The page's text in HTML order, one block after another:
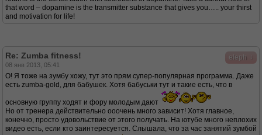
that word – dopamine is the transmitter substance that gives you….. your thirst
and motivation for life!
eleph
Re: Zumba fitness!
08 янв 2013, 05:41
О! Я тоже на зумбу хожу, тут это прям супер-популярная программа. Даже
есть zumba-gold, для бабушек. Хотя бабуськи тут и такие есть, что в
основную группу ходят и фору молодым дают
Но от тренера действительно ооочень много зависит! Хотя главное,
конечно, просто удовольствие от этого получать. На ютубе много неплохих
видео есть, если кто заинтересуется. Слышала, что за час занятий зумбой